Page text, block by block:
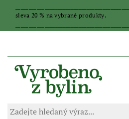
sleva 20 % na vybrané produkty.